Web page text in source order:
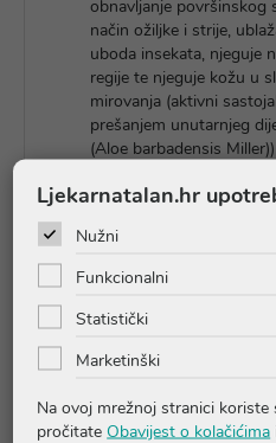
obnavljanje površinskog
način ožiljke i strije,
uboda insekata, njeguje
regije te njeguje kožu u
mirovanja (aktivni
prešanjem unutarnjeg
(Aloe barbadensis Miller))
E)
alternifolia))
Upute o proizvodu
Pitanja i odgovori
Ljekarnatalan.hr
Nužni
Funkcionalni
Statistički
Marketinški
Na ovoj mrežnoj stranici koriste
pročitate Obavijest o kolačićima